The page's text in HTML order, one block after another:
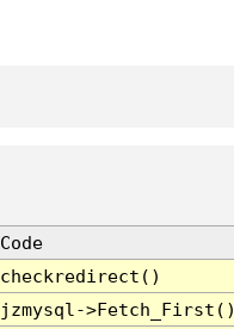
Code
checkredirect()
jzmysql-